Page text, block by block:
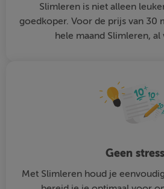
Slimleren is niet alleen
goedkoper. Voor de prijs van 30
hele maand Slimleren, al
Geen stress
Met Slimleren houd je